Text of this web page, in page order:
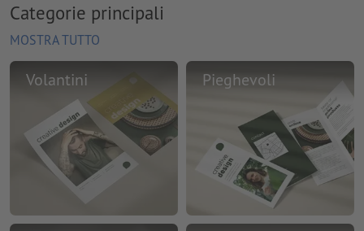
Categorie principali
MOSTRA TUTTO
Volantini Pieghevoli